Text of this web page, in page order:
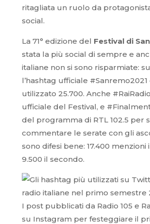
ritagliata un ruolo da
social.
La 71° edizione del Festival di
stata la più social di sempre e
italiane non si sono risparmiate:
l’hashtag ufficiale #Sanremo2021
utilizzato 25.700. Anche
ufficiale del Festival, e
del programma di RTL 102.5 per
commentare le serate con gli
sono difesi bene: 17.400 menzioni
9.500 il secondo.
I post pubblicati da Radio 105 e
su Instagram per festeggiare il